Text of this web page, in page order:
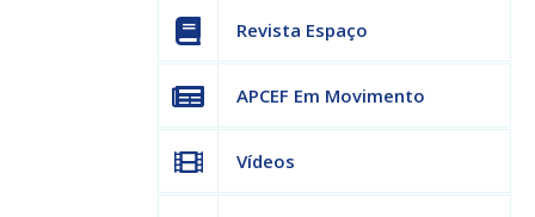
Revista Espaço
APCEF Em Movimento
Vídeos